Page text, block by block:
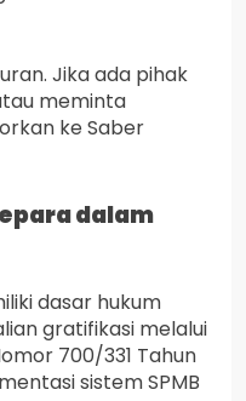
Jika ada pihak
meminta
ke Saber
dalam
dasar hukum
gratifikasi melalui
700/331 Tahun
sistem SPMB